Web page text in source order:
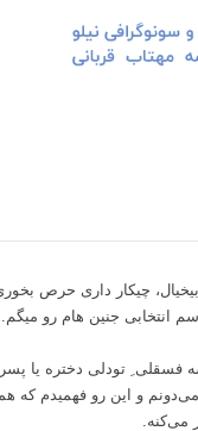
چیکار داری حرص
انتخابی جنین هام رو میگم.
فسقلی ِ تودلی دختره یا
و این رو فهمیدم که
می‌کنه.